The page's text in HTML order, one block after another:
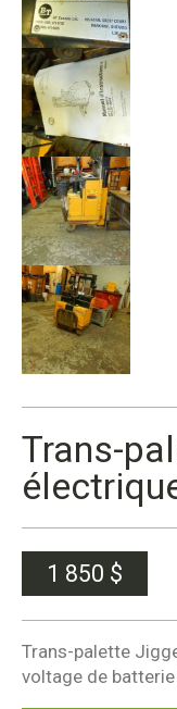
Trans-
1 850 $
Trans-palette
voltage de batterie